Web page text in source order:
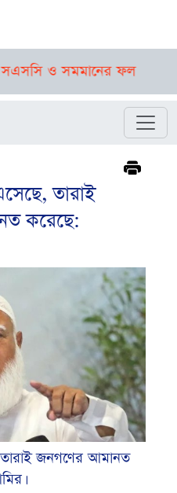
সমমানের ফল প্রকাশ, পাসের
তারাই
করেছে:
তারাই জনগণের আমানত